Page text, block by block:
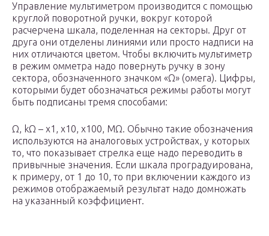
Управление мультиметром производится с помощью
круглой поворотной ручки, вокруг которой
расчерчена шкала, поделенная на секторы. Друг от
друга они отделены линиями или просто надписи на
них отличаются цветом. Чтобы включить мультиметр
в режим омметра надо повернуть ручку в зону
сектора, обозначенного значком «Ω» (омега). Цифры,
которыми будет обозначаться режимы работы могут
быть подписаны тремя способами:
Ω, kΩ – x1, x10, x100, MΩ. Обычно такие обозначения
используются на аналоговых устройствах, у которых
то, что показывает стрелка еще надо переводить в
привычные значения. Если шкала проградуирована,
к примеру, от 1 до 10, то при включении каждого из
режимов отображаемый результат надо домножать
на указанный коэффициент.